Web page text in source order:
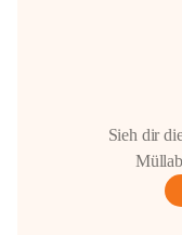
Sieh dir